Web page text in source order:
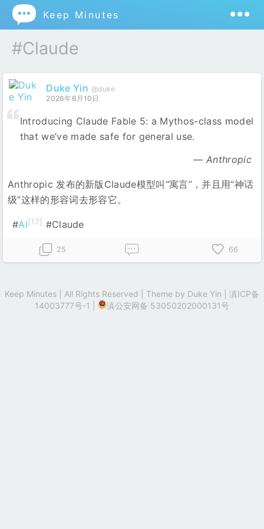
 Keep Minutes
#Claude
Duke Yin @duke
2026年6月10日
Introducing Claude Fable 5: a Mythos-class model
that we’ve made safe for general use.
Anthropic
Anthropic 发布的新版Claude模型叫“寓言”，并且用“神话
级”这样的形容词去形容它。
#AI[17] #Claude
25 66
Keep Minutes | All Rights Reserved | Theme by Duke Yin
滇ICP备
14003777号-1
滇公安网备 53050202000131号